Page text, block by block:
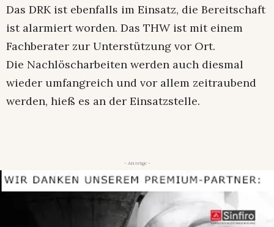
Das DRK ist ebenfalls im Einsatz, die Bereitschaft
ist alarmiert worden. Das THW ist mit einem
Fachberater zur Unterstützung vor Ort.
Die Nachlöscharbeiten werden auch diesmal
wieder umfangreich und vor allem zeitraubend
werden, hieß es an der Einsatzstelle.
- Anzeige -